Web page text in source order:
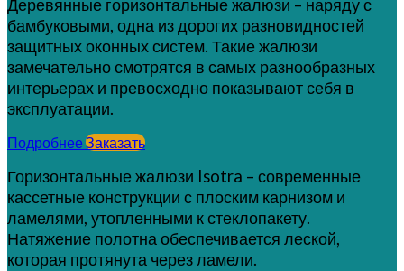
Деревянные горизонтальные жалюзи – наряду с
бамбуковыми, одна из дорогих разновидностей
защитных оконных систем. Такие жалюзи
замечательно смотрятся в самых разнообразных
интерьерах и превосходно показывают себя в
эксплуатации.
Подробнее Заказать
Горизонтальные жалюзи Isotra – современные
кассетные конструкции с плоским карнизом и
ламелями, утопленными к стеклопакету.
Натяжение полотна обеспечивается леской,
которая протянута через ламели.